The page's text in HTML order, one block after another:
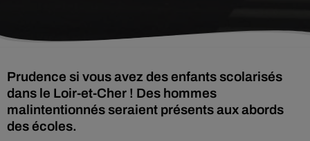
Prudence si vous avez des enfants scolarisés
dans le Loir-et-Cher ! Des hommes
malintentionnés seraient présents aux abords
des écoles.